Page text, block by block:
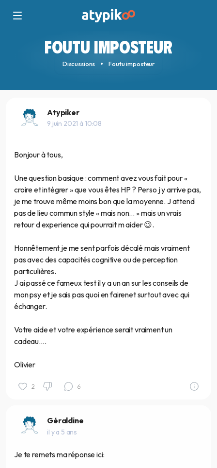
FOUTU IMPOSTEUR
Discussions Foutu imposteur
Atypiker
9 juin 2021 à 10:08
Bonjour à tous,
Une question basique : comment avez vous fait pour «
croire et intégrer » que vous êtes HP ? Perso j y arrive pas,
je me trouve même moins bon que la moyenne. J attend
pas de lieu commun style « mais non… » mais un vrais
retour d experience qui pourrait m aider 😉.
Honnêtement je me sent parfois décalé mais vraiment
pas avec des capacités cognitive ou de perception
particulières.
J ai passé ce fameux test il y a un an sur les conseils de
mon psy et je sais pas quoi en fairenet surtout avec qui
échanger.
Votre aide et votre expérience serait vraiment un
cadeau....
Olivier
2 6
Géraldine
il y a 5 ans
Je te remets ma réponse ici: